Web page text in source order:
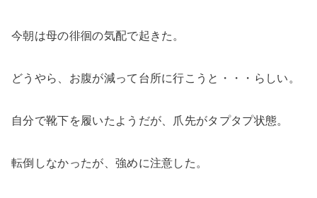
今朝は母の徘徊の気配で起きた。
どうやら、お腹が減って台所に行こうと・・・らしい。
自分で靴下を履いたようだが、爪先がタプタプ状態。
転倒しなかったが、強めに注意した。